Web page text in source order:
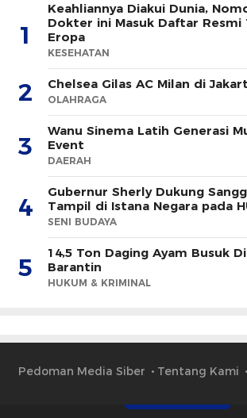
1
Keahliannya Diakui Dunia,
Dokter ini Masuk Daftar Resmi
Eropa
KESEHATAN
2 Chelsea Gilas AC Milan di
OLAHRAGA
3
Wanu Sinema Latih Generasi
Event
DAERAH
4
Gubernur Sherly Dukung
Tampil di Istana Negara pada
SENI BUDAYA
5
14,5 Ton Daging Ayam Busuk
Barantin
HUKUM & KRIMINAL
Pedoman Media Siber Tentang Kami